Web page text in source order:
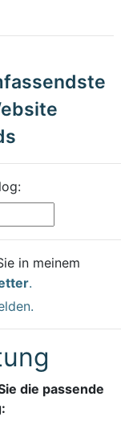
in meinem
.
die passende